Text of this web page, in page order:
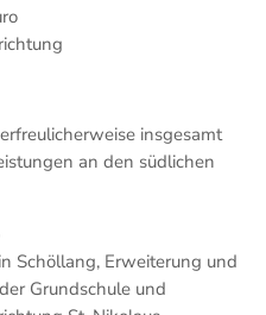
insgesamt
an den südlichen
Schöllang, Erweiterung und
Grundschule und